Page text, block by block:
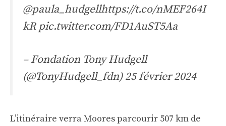
@paula_hudgellhttps://t.co/nMEF264I
kR pic.twitter.com/FD1AuST5Aa
– Fondation Tony Hudgell
(@TonyHudgell_fdn)25 février 2024
L’itinéraire verra Moores parcourir 507 km de